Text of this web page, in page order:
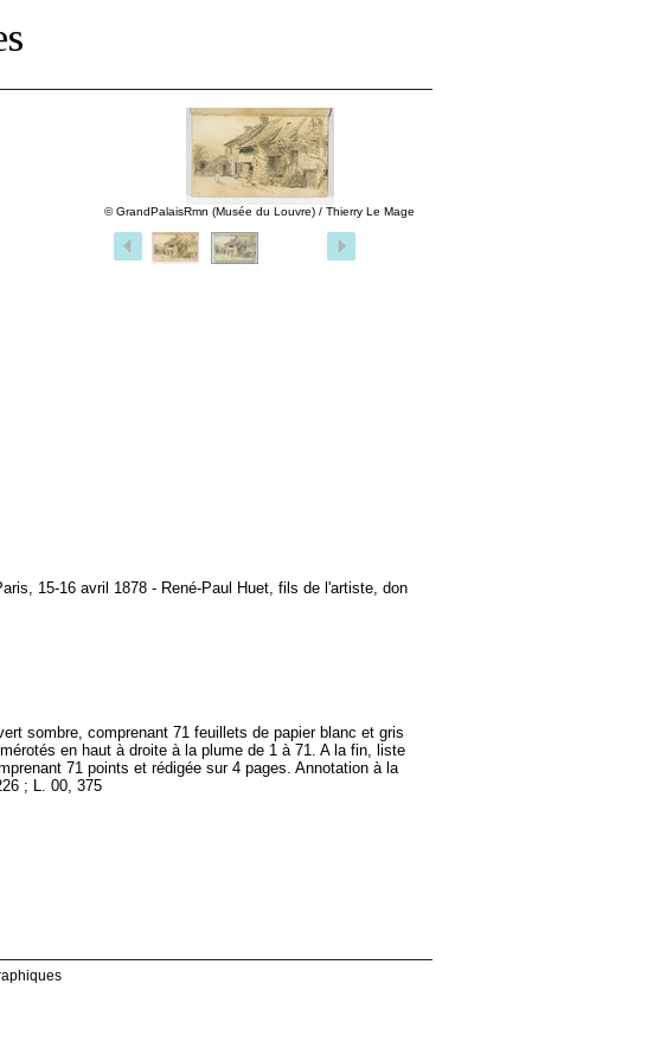
© GrandPalaisRmn (Musée du Louvre) / Thierry Le Mage
15-16 avril 1878 - René-Paul Huet, fils de l'artiste, don
sombre, comprenant 71 feuillets de papier blanc et gris
en haut à droite à la plume de 1 à 71. A la fin, liste
71 points et rédigée sur 4 pages. Annotation à la
; L. 00, 375